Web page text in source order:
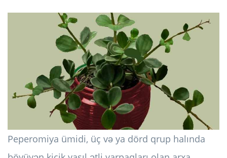
Peperomiya ümidi, üç və ya dörd qrup halında